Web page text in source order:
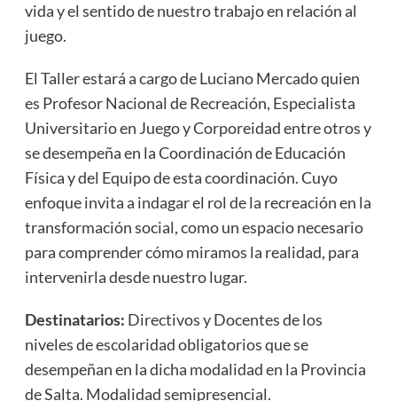
vida y el sentido de nuestro trabajo en relación al
juego.
El Taller estará a cargo de Luciano Mercado quien
es Profesor Nacional de Recreación, Especialista
Universitario en Juego y Corporeidad entre otros y
se desempeña en la Coordinación de Educación
Física y del Equipo de esta coordinación. Cuyo
enfoque invita a indagar el rol de la recreación en la
transformación social, como un espacio necesario
para comprender cómo miramos la realidad, para
intervenirla desde nuestro lugar.
Destinatarios: Directivos y Docentes de los
niveles de escolaridad obligatorios que se
desempeñan en la dicha modalidad en la Provincia
de Salta. Modalidad semipresencial.